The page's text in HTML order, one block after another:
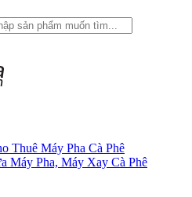
Thuê Máy Pha Cà Phê
Máy Pha, Máy Xay Cà Phê